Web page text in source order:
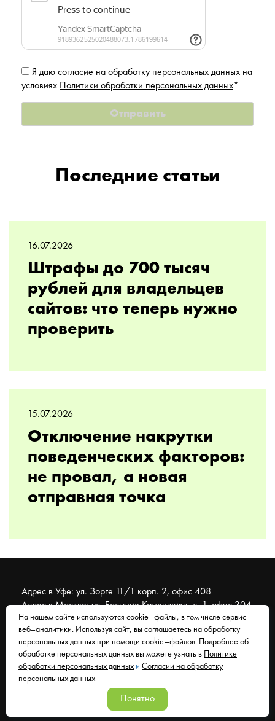
Я даю согласие на обработку персональных данных на
условиях Политики обработки персональных данных*
Последние статьи
16.07.2026
Штрафы до 700 тысяч
рублей для владельцев
сайтов: что теперь нужно
проверить
15.07.2026
Отключение накрутки
поведенческих факторов:
не провал, а новая
отправная точка
Адрес в Уфе: ул. Зорге 11/1 корп. 2, офис 408
Адрес в Москве: ул. Большие Каменщики, д. 1, офис 304
© 2007 - 2026 Муравейник. SEO-продвижение, реклама,
сайты. Находимся в Уфе, работаем со всем миром.
Согласие на обработку персональных данных
Политика обработки персональных данных
На нашем сайте используются cookie–файлы, в том числе сервис
веб–аналитики. Используя сайт, вы соглашаетесь на обработку
персональных данных при помощи cookie–файлов. Подробнее об
обработке персональных данных вы можете узнать в
Политике
обработки персональных данных и Согласии на обработку
персональных данных
Понятно